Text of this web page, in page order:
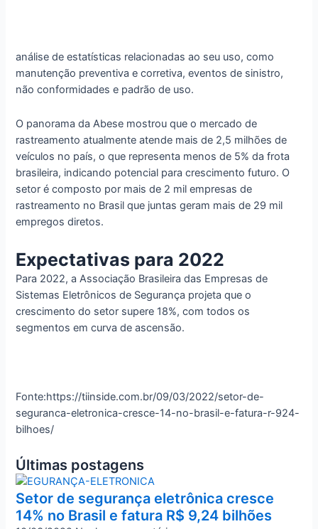
análise de estatísticas relacionadas ao seu uso, como
manutenção preventiva e corretiva, eventos de sinistro,
não conformidades e padrão de uso.
O panorama da Abese mostrou que o mercado de
rastreamento atualmente atende mais de 2,5 milhões de
veículos no país, o que representa menos de 5% da frota
brasileira, indicando potencial para crescimento futuro. O
setor é composto por mais de 2 mil empresas de
rastreamento no Brasil que juntas geram mais de 29 mil
empregos diretos.
Expectativas para 2022
Para 2022, a Associação Brasileira das Empresas de
Sistemas Eletrônicos de Segurança projeta que o
crescimento do setor supere 18%, com todos os
segmentos em curva de ascensão.
Fonte:https://tiinside.com.br/09/03/2022/setor-de-
seguranca-eletronica-cresce-14-no-brasil-e-fatura-r-924-
bilhoes/
Últimas postagens
Setor de segurança eletrônica cresce
14% no Brasil e fatura R$ 9,24 bilhões